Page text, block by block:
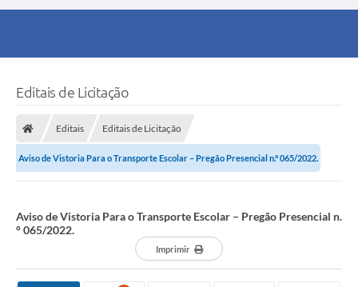
Editais de Licitação
Editais Editais de Licitação
Aviso de Vistoria Para o Transporte Escolar – Pregão Presencial n.° 065/2022.
Aviso de Vistoria Para o Transporte Escolar – Pregão Presencial n.
° 065/2022.
Imprimir